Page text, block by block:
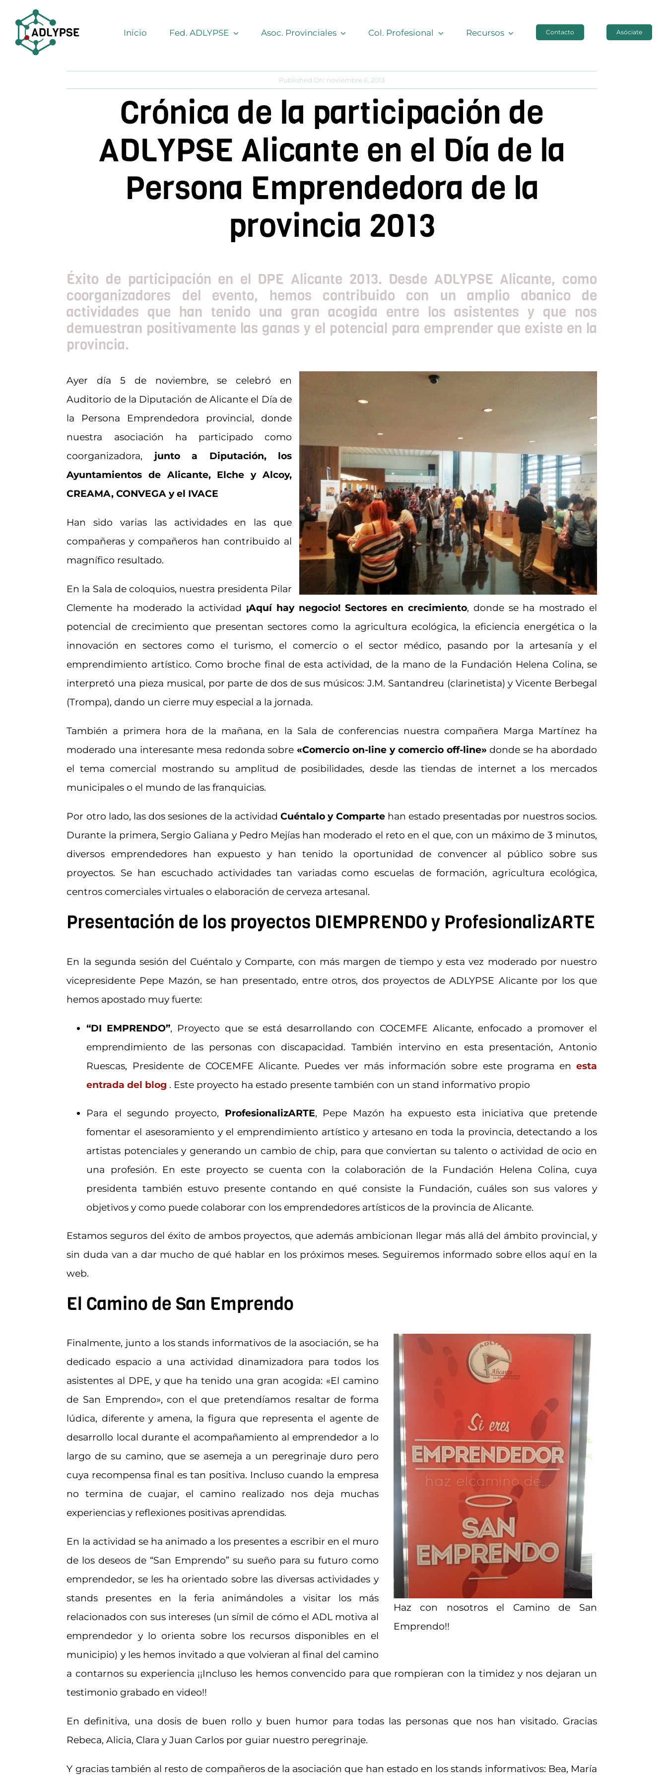
contenido
Inicio Fed. ADLYPSE Asoc. Provinciales Col. Profesional Recursos Contacto Asóciate
Published On: noviembre 6, 2013
Crónica de la participación de
ADLYPSE Alicante en el Día de la
Persona Emprendedora de la
provincia 2013
Éxito de participación en el DPE Alicante 2013. Desde ADLYPSE Alicante, como
coorganizadores del evento, hemos contribuido con un amplio abanico de
actividades que han tenido una gran acogida entre los asistentes y que nos
demuestran positivamente las ganas y el potencial para emprender que existe en la
provincia.
Ayer día 5 de noviembre, se celebró en
Auditorio de la Diputación de Alicante el Día de
la Persona Emprendedora provincial, donde
nuestra asociación ha participado como
coorganizadora, junto a Diputación, los
Ayuntamientos de Alicante, Elche y Alcoy,
CREAMA, CONVEGA y el IVACE
Han sido varias las actividades en las que
compañeras y compañeros han contribuido al
magnífico resultado.
En la Sala de coloquios, nuestra presidenta Pilar
Clemente ha moderado la actividad ¡Aquí hay negocio! Sectores en crecimiento, donde se ha mostrado el
potencial de crecimiento que presentan sectores como la agricultura ecológica, la eficiencia energética o la
innovación en sectores como el turismo, el comercio o el sector médico, pasando por la artesanía y el
emprendimiento artístico. Como broche final de esta actividad, de la mano de la Fundación Helena Colina, se
interpretó una pieza musical, por parte de dos de sus músicos: J.M. Santandreu (clarinetista) y Vicente Berbegal
(Trompa), dando un cierre muy especial a la jornada.
También a primera hora de la mañana, en la Sala de conferencias nuestra compañera Marga Martínez ha
moderado una interesante mesa redonda sobre«Comercio on-line y comercio off-line» donde se ha abordado
el tema comercial mostrando su amplitud de posibilidades, desde las tiendas de internet a los mercados
municipales o el mundo de las franquicias.
Por otro lado, las dos sesiones de la actividadCuéntalo y Compartehan estado presentadas por nuestros socios.
Durante la primera, Sergio Galiana y Pedro Mejías han moderado el reto en el que, con un máximo de 3 minutos,
diversos emprendedores han expuesto y han tenido la oportunidad de convencer al público sobre sus
proyectos. Se han escuchado actividades tan variadas como escuelas de formación, agricultura ecológica,
centros comerciales virtuales o elaboración de cerveza artesanal.
Presentación de los proyectos DIEMPRENDO y ProfesionalizARTE
En la segunda sesión del Cuéntalo y Comparte, con más margen de tiempo y esta vez moderado por nuestro
vicepresidente Pepe Mazón, se han presentado, entre otros, dos proyectos de ADLYPSE Alicante por los que
hemos apostado muy fuerte:
“DI EMPRENDO”, Proyecto que se está desarrollando con COCEMFE Alicante, enfocado a promover el
emprendimiento de las personas con discapacidad. También intervino en esta presentación, Antonio
Ruescas, Presidente de COCEMFE Alicante. Puedes ver más información sobre este programa en esta
entrada del blog . Este proyecto ha estado presente también con un stand informativo propio
Para el segundo proyecto, ProfesionalizARTE, Pepe Mazón ha expuesto esta iniciativa que pretende
fomentar el asesoramiento y el emprendimiento artístico y artesano en toda la provincia, detectando a los
artistas potenciales y generando un cambio de chip, para que conviertan su talento o actividad de ocio en
una profesión. En este proyecto se cuenta con la colaboración de la Fundación Helena Colina, cuya
presidenta también estuvo presente contando en qué consiste la Fundación, cuáles son sus valores y
objetivos y como puede colaborar con los emprendedores artísticos de la provincia de Alicante.
Estamos seguros del éxito de ambos proyectos, que además ambicionan llegar más allá del ámbito provincial, y
sin duda van a dar mucho de qué hablar en los próximos meses. Seguiremos informado sobre ellos aquí en la
web.
El Camino de San Emprendo
Haz con nosotros el Camino de San
Emprendo!!
Finalmente, junto a los stands informativos de la asociación, se ha
dedicado espacio a una actividad dinamizadora para todos los
asistentes al DPE, y que ha tenido una gran acogida: «El camino
de San Emprendo», con el que pretendíamos resaltar de forma
lúdica, diferente y amena, la figura que representa el agente de
desarrollo local durante el acompañamiento al emprendedor a lo
largo de su camino, que se asemeja a un peregrinaje duro pero
cuya recompensa final es tan positiva. Incluso cuando la empresa
no termina de cuajar, el camino realizado nos deja muchas
experiencias y reflexiones positivas aprendidas.
En la actividad se ha animado a los presentes a escribir en el muro
de los deseos de “San Emprendo” su sueño para su futuro como
emprendedor, se les ha orientado sobre las diversas actividades y
stands presentes en la feria animándoles a visitar los más
relacionados con sus intereses (un símil de cómo el ADL motiva al
emprendedor y lo orienta sobre los recursos disponibles en el
municipio) y les hemos invitado a que volvieran al final del camino
a contarnos su experiencia ¡¡Incluso les hemos convencido para que rompieran con la timidez y nos dejaran un
testimonio grabado en video!!
En definitiva, una dosis de buen rollo y buen humor para todas las personas que nos han visitado. Gracias
Rebeca, Alicia, Clara y Juan Carlos por guiar nuestro peregrinaje.
Y gracias también al resto de compañeros de la asociación que han estado en los stands informativos: Bea, María